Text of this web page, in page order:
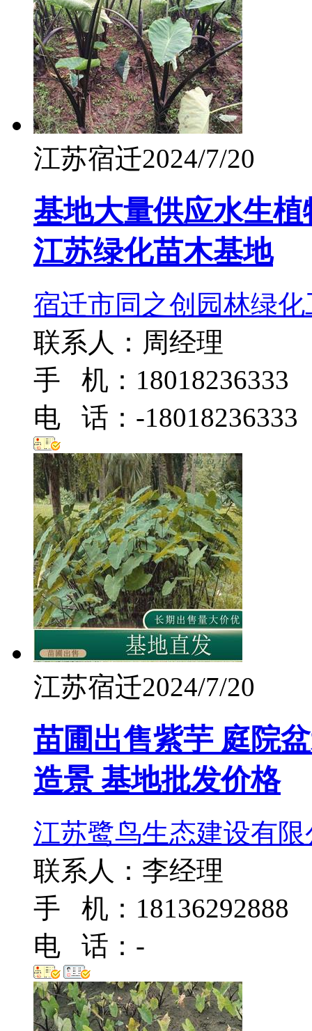
江苏宿迁2024/7/20
基地大量供应水生
江苏绿化苗木基地
宿迁市同之创园林绿
联系人：周经理
手 机：18018236333
电 话：-18018236333
江苏宿迁2024/7/20
苗圃出售紫芋 庭院
造景 基地批发价格
江苏鹭鸟生态建设有限
联系人：李经理
手 机：18136292888
电 话：-